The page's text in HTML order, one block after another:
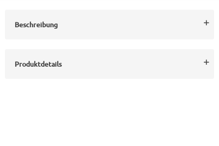
Beschreibung
Produktdetails